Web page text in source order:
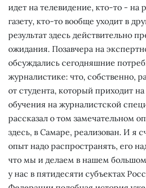
идет на телевидение, кто-то - на
газету, кто-то вообще уходит в
результат здесь действительно
ожидания. Позавчера на
обсуждались сегодняшние
журналистике: что, собственно,
от студента, который приходит
обучения на журналистской
рассказал о том замечательном
здесь, в Самаре, реализован. И я
опыт надо распространять, его
что мы и делаем в нашем большом
у нас в пятидесяти субъектах